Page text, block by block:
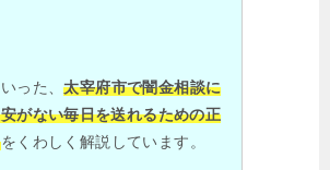
った、太宰府市で闇金相談に
がない毎日を送れるための正
をくわしく解説しています。